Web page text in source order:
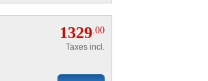
1329 .00
Taxes incl.